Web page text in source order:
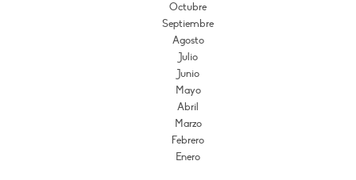
Octubre
Septiembre
Agosto
Julio
Junio
Mayo
Abril
Marzo
Febrero
Enero